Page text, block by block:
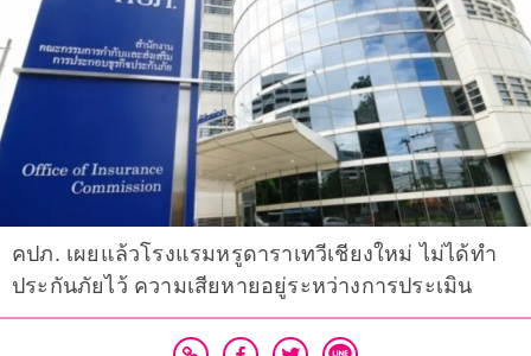
คปภ. เผยแล้วโรงแรมหรูดาราเทวีเชียงใหม่ ไม่ได้ทำ
ประกันภัยไว้ ความเสียหายอยู่ระหว่างการประเมิน